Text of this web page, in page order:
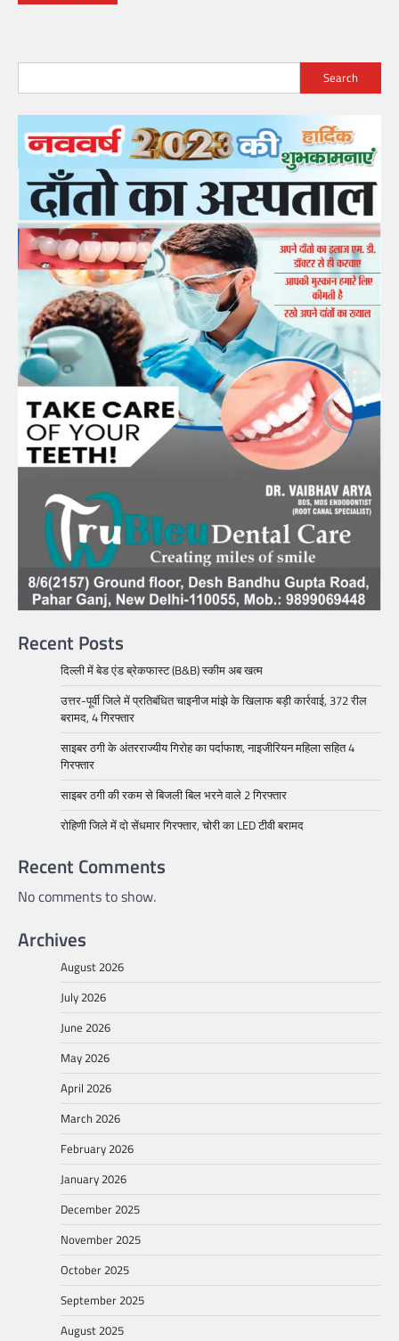
Search
Recent Posts
दिल्ली में बेड एंड ब्रेकफास्ट (B&B) स्कीम अब खत्म
उत्तर-पूर्वी जिले में प्रतिबंधित चाइनीज मांझे के खिलाफ बड़ी कार्रवाई, 372 रील
बरामद, 4 गिरफ्तार
साइबर ठगी के अंतरराज्यीय गिरोह का पर्दाफाश, नाइजीरियन महिला सहित 4
गिरफ्तार
साइबर ठगी की रकम से बिजली बिल भरने वाले 2 गिरफ्तार
रोहिणी जिले में दो सेंधमार गिरफ्तार, चोरी का LED टीवी बरामद
Recent Comments
No comments to show.
Archives
August 2026
July 2026
June 2026
May 2026
April 2026
March 2026
February 2026
January 2026
December 2025
November 2025
October 2025
September 2025
August 2025